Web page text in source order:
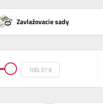
Zavlažovacie sady